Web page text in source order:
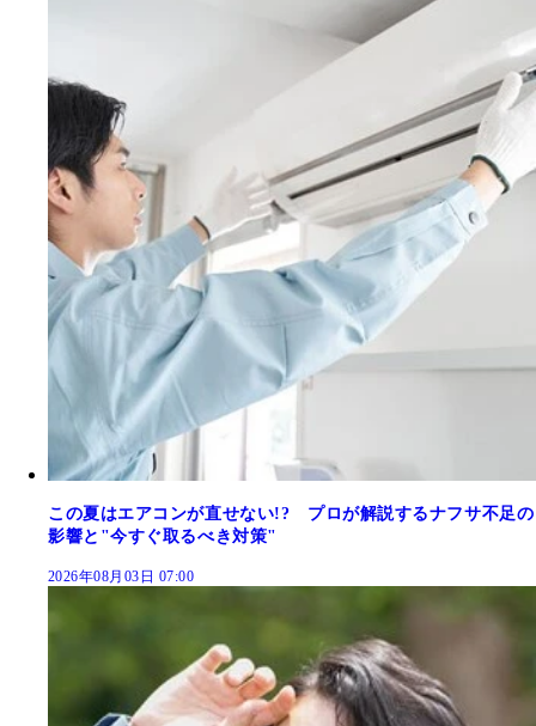
この夏はエアコンが直せない!? プロが解説するナフサ不足の
影響と"今すぐ取るべき対策"
2026年08月03日 07:00